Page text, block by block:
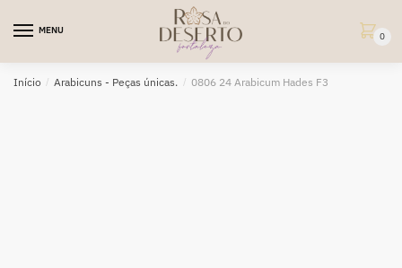
MENU
0
Início / Arabicuns - Peças únicas. / 0806 24 Arabicum Hades F3